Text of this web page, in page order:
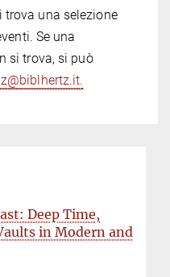
trova una selezione
Se una
si trova, si può
Deep Time,
in Modern and